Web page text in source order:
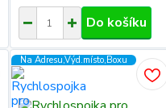
Do košíku
Na Adresu,Výd.místo,Boxu